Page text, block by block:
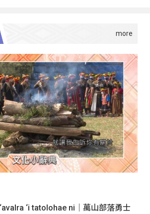
‘i tatolohae ni｜萬山部落勇士